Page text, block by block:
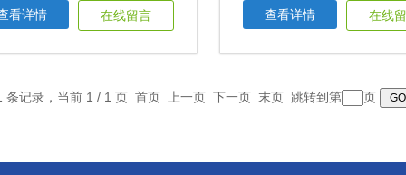
看详情 在线留言 查看详情 在线
条记录，当前 1 / 1 页 首页 上一页 下一页 末页 跳转到第 页